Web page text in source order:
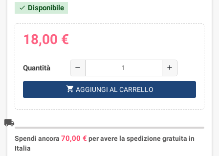
check Disponibile
18,00 €
Quantità remove add
shopping_cart AGGIUNGI AL CARRELLO
local_shipping
Spendi ancora 70,00 € per avere la spedizione gratuita in
Italia